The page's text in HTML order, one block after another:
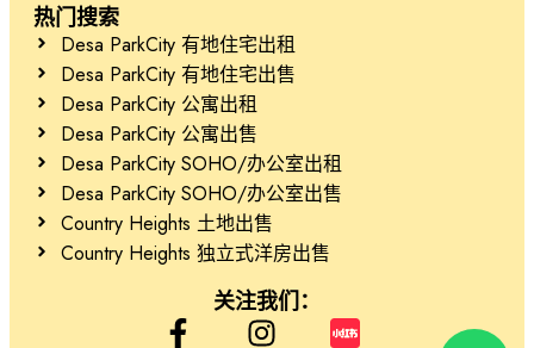
热门搜索
Desa ParkCity 有地住宅出租
Desa ParkCity 有地住宅出售
Desa ParkCity 公寓出租
Desa ParkCity 公寓出售
Desa ParkCity SOHO/办公室出租
Desa ParkCity SOHO/办公室出售
Country Heights 土地出售
Country Heights 独立式洋房出售
关注我们：